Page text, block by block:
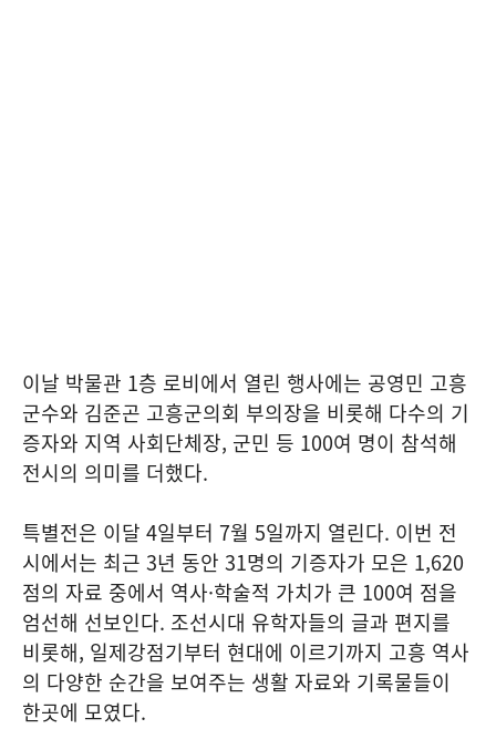
이날 박물관 1층 로비에서 열린 행사에는 공영민 고흥
군수와 김준곤 고흥군의회 부의장을 비롯해 다수의 기
증자와 지역 사회단체장, 군민 등 100여 명이 참석해
전시의 의미를 더했다.
특별전은 이달 4일부터 7월 5일까지 열린다. 이번 전
시에서는 최근 3년 동안 31명의 기증자가 모은 1,620
점의 자료 중에서 역사·학술적 가치가 큰 100여 점을
엄선해 선보인다. 조선시대 유학자들의 글과 편지를
비롯해, 일제강점기부터 현대에 이르기까지 고흥 역사
의 다양한 순간을 보여주는 생활 자료와 기록물들이
한곳에 모였다.